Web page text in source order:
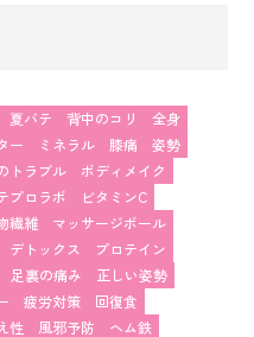
夏バテ 背中のコリ
全身
ー ミネラル 膝痛
姿勢
トラブル
ボディメイク
プロラボ
ビタミンC
繊維
マッサージボール
デトックス
プロテイン
足裏の痛み
正しい姿勢
疲労対策
回復食
性 風邪予防
ヘム鉄